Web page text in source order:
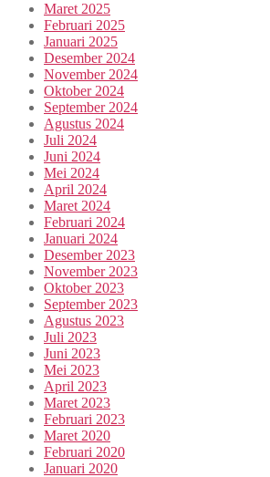
Maret 2025
Februari 2025
Januari 2025
Desember 2024
November 2024
Oktober 2024
September 2024
Agustus 2024
Juli 2024
Juni 2024
Mei 2024
April 2024
Maret 2024
Februari 2024
Januari 2024
Desember 2023
November 2023
Oktober 2023
September 2023
Agustus 2023
Juli 2023
Juni 2023
Mei 2023
April 2023
Maret 2023
Februari 2023
Maret 2020
Februari 2020
Januari 2020